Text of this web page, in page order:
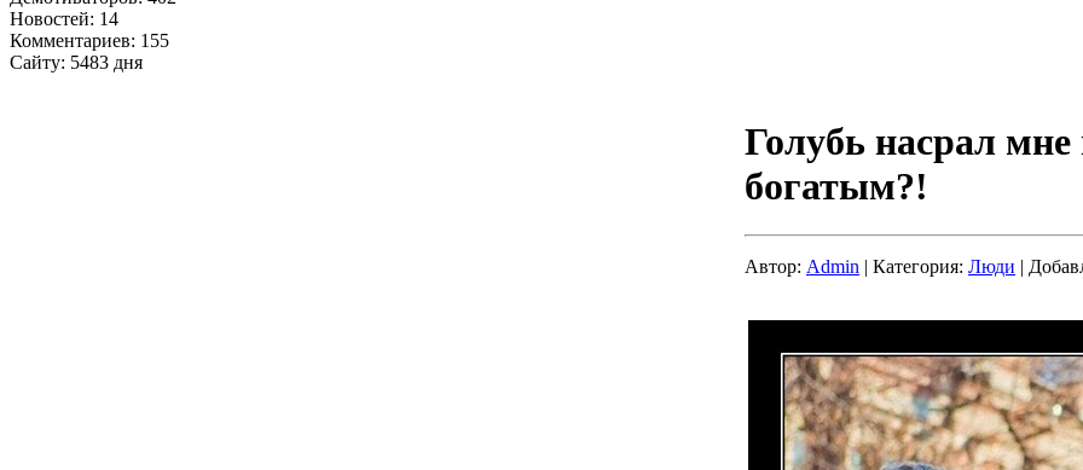
Новостей: 14
Комментариев: 155
Сайту: 5483 дня
Голубь насрал
богатым?!
Автор: Admin | Категория: Люди |